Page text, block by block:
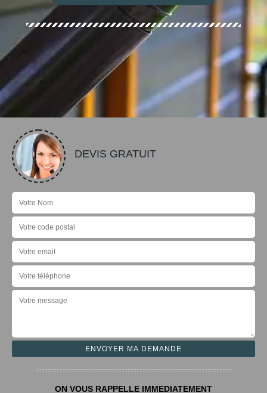
DEVIS GRATUIT
ON VOUS RAPPELLE IMMEDIATEMENT